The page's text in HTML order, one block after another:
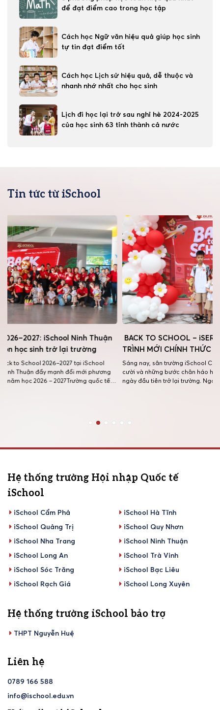
để đạt điểm cao trong học tập
Cách học Ngữ văn hiệu quả giúp học sinh
tự tin đạt điểm tốt
Cách học Lịch sử hiệu quả, dễ thuộc và
nhanh nhớ nhất cho học sinh
Lịch đi học lại trở sau nghỉ hè 2024-2025
của học sinh 63 tỉnh thành cả nước
Tin tức từ iSchool
tế
BACK TO SCHOOL – iSERS ĐÃ TRỞ LẠI, HÀNH
TRÌNH MỚI CHÍNH THỨC BẮT ĐẦU!
Sáng nay, sân trường iSchool Cẩm Phả lại rộn ràng tiếng
cười và những bước chân háo hức của các iSers trong
ngày đầu tiên trở lại trường. Ngay từ cổng trường, các thầy
TẠI
Tiểu
Hệ thống trường Hội nhập Quốc tế
iSchool
iSchool Cẩm Phả
iSchool Hà Tĩnh
iSchool Quảng Trị
iSchool Quy Nhơn
iSchool Nha Trang
iSchool Ninh Thuận
iSchool Long An
iSchool Trà Vinh
iSchool Sóc Trăng
iSchool Bạc Liêu
iSchool Rạch Giá
iSchool Long Xuyên
Hệ thống trường iSchool bảo trợ
THPT Nguyễn Huệ
Liên hệ
0789 166 588
info@ischool.edu.vn